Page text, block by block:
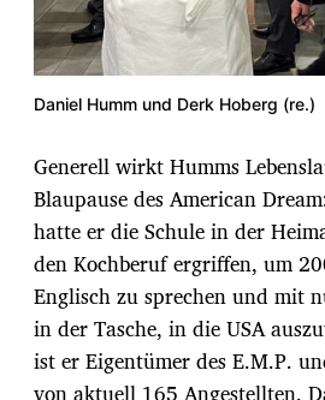
Daniel Humm und Derk Hoberg (re.)
Generell wirkt Humms
Blaupause des American
hatte er die Schule in der
den Kochberuf ergriffen, um
Englisch zu sprechen und mit
in der Tasche, in die USA
ist er Eigentümer des E.M.P.
von aktuell 165 Angestellten.